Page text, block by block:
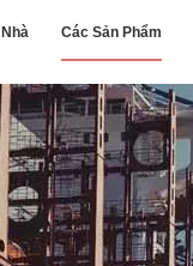
Nhà Các Sản Phẩm